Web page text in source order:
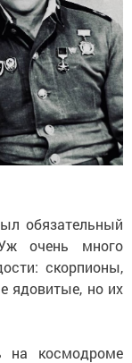
обязательный
очень много
скорпионы,
ядовитые, но их
на космодроме